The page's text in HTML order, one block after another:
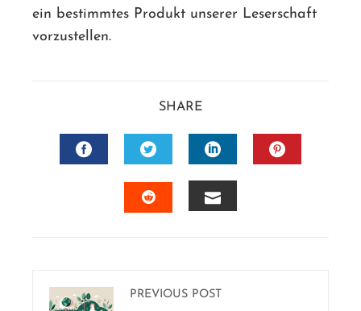
ein bestimmtes Produkt unserer Leserschaft
vorzustellen.
SHARE
FACEBOOKTWITTERLINKEDIN
PREVIOUS POST